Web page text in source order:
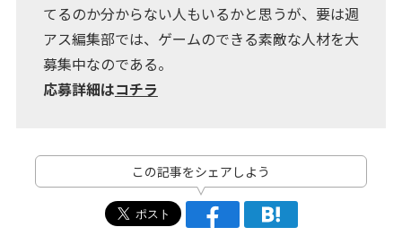
てるのか分からない人もいるかと思うが、要は週
アス編集部では、ゲームのできる素敵な人材を大
募集中なのである。
応募詳細はコチラ
この記事をシェアしよう